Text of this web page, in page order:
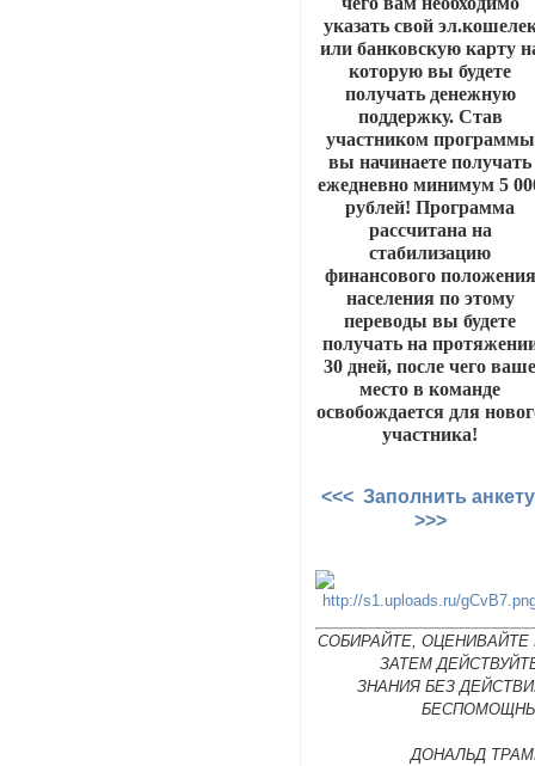
указать свой
или банковскую карту
которую вы будете
получать денежную
поддержку. Став
участником программы
вы начинаете получать
ежедневно минимум 5
рублей! Программа
рассчитана на
стабилизацию
финансового положения
населения по этому
переводы вы будете
получать на
30 дней, после чего
место в команде
освобождается для
участника!
<<< Заполнить
>>>
СОБИРАЙТЕ, ОЦЕНИВАЙТЕ
ЗАТЕМ
ЗНАНИЯ БЕЗ
ДОНАЛЬД